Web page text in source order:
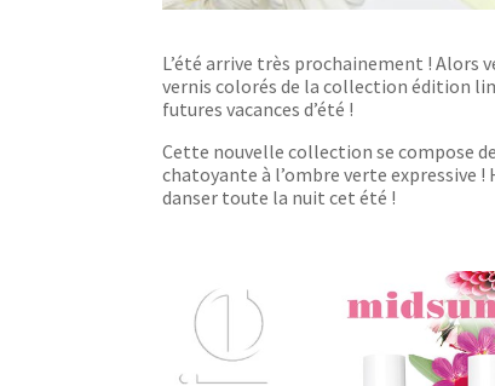
L’été arrive très prochainement ! Alors
vernis colorés de la collection édition
futures vacances d’été !
Cette nouvelle collection se compose
chatoyante à l’ombre verte expressive !
danser toute la nuit cet été !